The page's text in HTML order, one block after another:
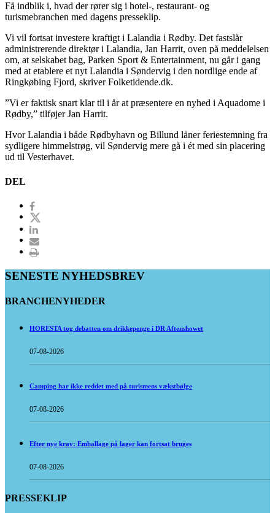
Få indblik i, hvad der rører sig i hotel-, restaurant- og
turismebranchen med dagens presseklip.
Vi vil fortsat investere kraftigt i Lalandia i Rødby. Det fastslår
administrerende direktør i Lalandia, Jan Harrit, oven på meddelelsen
om, at selskabet bag, Parken Sport & Entertainment, nu går i gang
med at etablere et nyt Lalandia i Søndervig i den nordlige ende af
Ringkøbing Fjord, skriver Folketidende.dk.
”Vi er faktisk snart klar til i år at præsentere en nyhed i Aquadome i
Rødby,” tilføjer Jan Harrit.
Hvor Lalandia i både Rødbyhavn og Billund låner feriestemning fra
sydligere himmelstrøg, vil Søndervig mere gå i ét med sin placering
ud til Vesterhavet.
DEL
SENESTE NYHEDSBREV
BRANCHENYHEDER
HORESTA tog debatten om drikkepenge i DR Aftenshowet
07-08-2026
Camping har ikke reddet med på turismens vækstbølge
07-08-2026
Efter nye krav: Emballage på lager kan fortsat bruges
07-08-2026
PRESSEKLIP